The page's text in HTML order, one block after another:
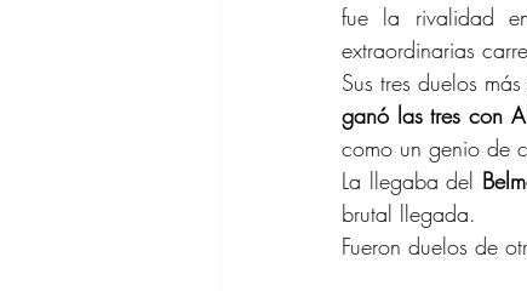
fue la rivalidad
extraordinarias
Sus tres duelos
ganó las tres con
como un genio de
La llegaba del
brutal llegada.
Fueron duelos de